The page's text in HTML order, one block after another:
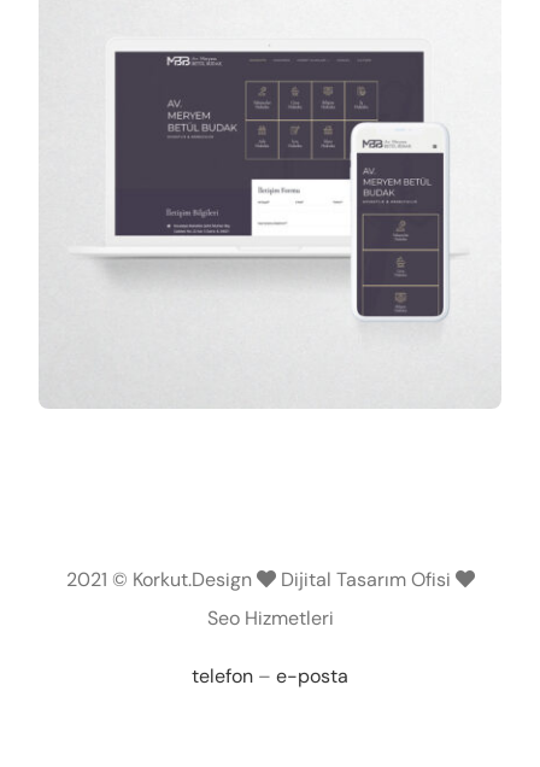
2021 © Korkut.Design
Dijital Tasarım Ofisi
Seo Hizmetleri
telefon – e-posta